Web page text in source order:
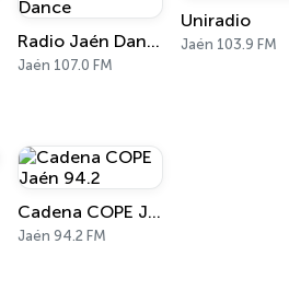
Radio Jaén Dance
Jaén 107.0 FM
Uniradio
Jaén 103.9 FM
Cadena COPE Jaén 94.2
Jaén 94.2 FM